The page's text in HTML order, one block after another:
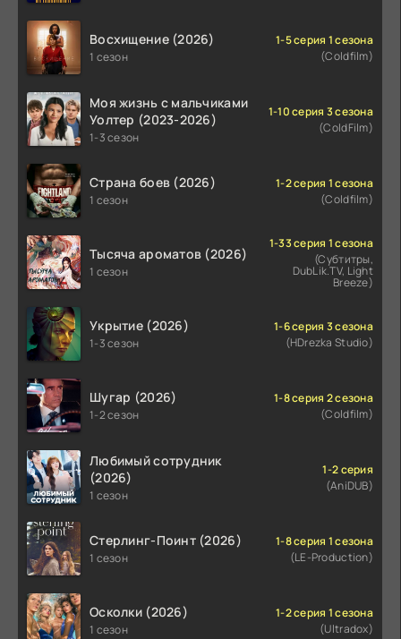
Восхищение (2026)
1 сезон
1-5 серия 1 сезона
(Coldfilm)
Моя жизнь с мальчиками
Уолтер (2023-2026)
1-3 сезон
1-10 серия 3 сезона
(ColdFilm)
Страна боев (2026)
1 сезон
1-2 серия 1 сезона
(Coldfilm)
Тысяча ароматов (2026)
1 сезон
1-33 серия 1 сезона
(Субтитры,
DubLik.TV, Light
Breeze)
Укрытие (2026)
1-3 сезон
1-6 серия 3 сезона
(HDrezka Studio)
Шугар (2026)
1-2 сезон
1-8 серия 2 сезона
(Coldfilm)
Любимый сотрудник
(2026)
1 сезон
1-2 серия
(AniDUB)
Стерлинг-Поинт (2026)
1 сезон
1-8 серия 1 сезона
(LE-Production)
Осколки (2026)
1 сезон
1-2 серия 1 сезона
(Ultradox)